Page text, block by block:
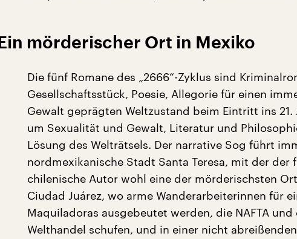
Ein mörderischer Ort in Mexiko
Die fünf Romane des „2666“-Zyklus sind
Gesellschaftsstück, Poesie, Allegorie für einen
Gewalt geprägten Weltzustand beim Eintritt ins 21.
um Sexualität und Gewalt, Literatur und
Lösung des Welträtsels. Der narrative Sog führt
nordmexikanische Stadt Santa Teresa, mit der der
chilenische Autor wohl eine der mörderischsten
Ciudad Juárez, wo arme Wanderarbeiterinnen für
Maquiladoras ausgebeutet werden, die NAFTA
Welthandel schufen, und in einer nicht